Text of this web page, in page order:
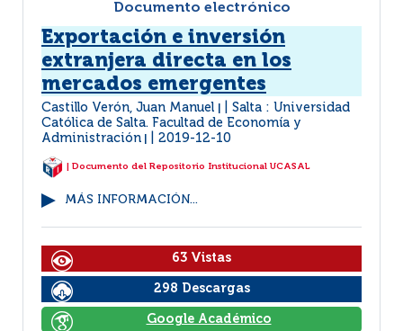
Documento electrónico
Exportación e inversión
extranjera directa en los
mercados emergentes
Castillo Verón, Juan Manuel
Salta : Universidad
Católica de Salta. Facultad de Economía y
Administración
2019-12-10
| Documento del Repositorio Institucional UCASAL
MÁS INFORMACIÓN...
63 Vistas
298 Descargas
Google Académico